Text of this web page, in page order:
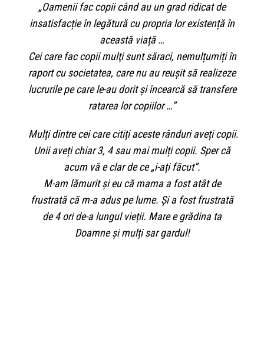
„Oamenii fac copii când au un grad ridicat de
insatisfacție în legătură cu propria lor existență în
această viață …
Cei care fac copii mulţi sunt săraci, nemulțumiți în
raport cu societatea, care nu au reuşit să realizeze
lucrurile pe care le-au dorit şi încearcă să transfere
ratarea lor copiilor …”
Mulți dintre cei care citiți aceste rânduri aveți copii.
Unii aveți chiar 3, 4 sau mai mulți copii. Sper că
acum vă e clar de ce „i-ați făcut”.
M-am lămurit și eu că mama a fost atât de
frustrată că m-a adus pe lume. Și a fost frustrată
de 4 ori de-a lungul vieții. Mare e grădina ta
Doamne și mulți sar gardul!